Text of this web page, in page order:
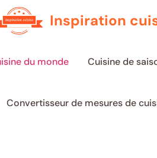
Inspiration
du monde Cuisine de
Convertisseur de mesures de